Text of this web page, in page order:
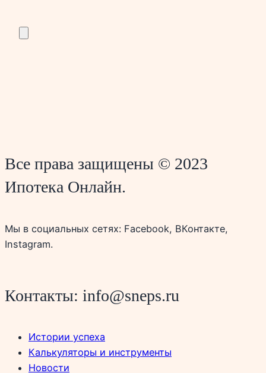
Все права защищены © 2023
Ипотека Онлайн.
Мы в социальных сетях: Facebook, ВКонтакте,
Instagram.
Контакты: info@sneps.ru
Истории успеха
Калькуляторы и инструменты
Новости